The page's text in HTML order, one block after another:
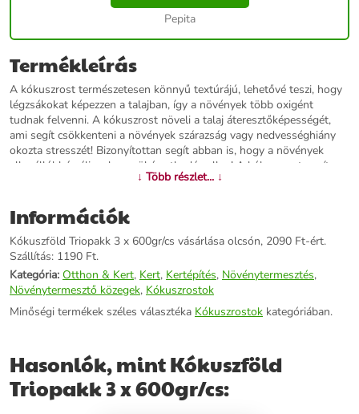
Pepita
Termékleírás
A kókuszrost természetesen könnyű textúrájú, lehetővé teszi, hogy
légzsákokat képezzen a talajban, így a növények több oxigént
tudnak felvenni. A kókuszrost növeli a talaj áteresztőképességét,
ami segít csökkenteni a növények szárazság vagy nedvességhiány
okozta stresszét! Bizonyítottan segít abban is, hogy a növények
ellenállóbbá váljanak a gyökérrothadás ellen! A kókuszrost segít a
vízvisszatartásban és a vízelvezetésben, így a növényeket nem kell
kiváló választás a fenntartható kertészeti gyakorlatokhoz! Kiszerelés:
3 x 600gr/cs (3*8 literre duzzadó brikett)
További információk>>
↓ Több részlet... ↓
Információk
Kókuszföld Triopakk 3 x 600gr/cs vásárlása olcsón, 2090 Ft-ért.
Szállítás: 1190 Ft.
Kategória: Otthon & Kert, Kert, Kertépítés, Növénytermesztés,
Növénytermesztő közegek, Kókuszrostok
Minőségi termékek széles választéka Kókuszrostok kategóriában.
Hasonlók, mint Kókuszföld
Triopakk 3 x 600gr/cs: